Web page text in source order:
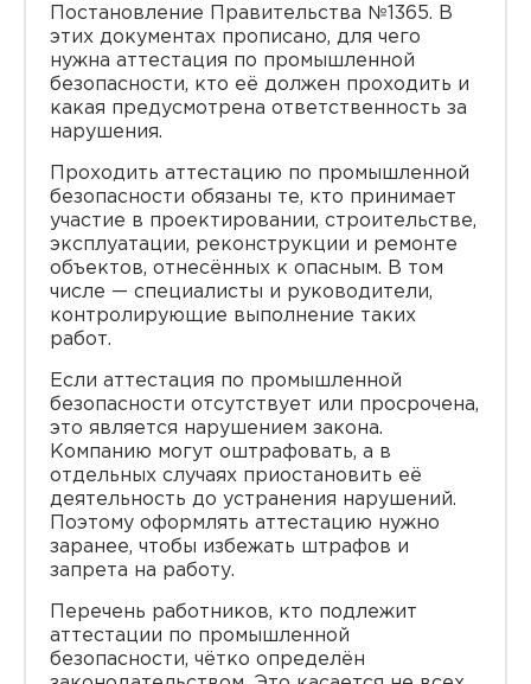
Постановление Правительства №1365. В
этих документах прописано, для чего
нужна аттестация по промышленной
безопасности, кто её должен проходить и
какая предусмотрена ответственность за
нарушения.
Проходить аттестацию по промышленной
безопасности обязаны те, кто принимает
участие в проектировании, строительстве,
эксплуатации, реконструкции и ремонте
объектов, отнесённых к опасным. В том
числе — специалисты и руководители,
контролирующие выполнение таких
работ.
Если аттестация по промышленной
безопасности отсутствует или просрочена,
это является нарушением закона.
Компанию могут оштрафовать, а в
отдельных случаях приостановить её
деятельность до устранения нарушений.
Поэтому оформлять аттестацию нужно
заранее, чтобы избежать штрафов и
запрета на работу.
Перечень работников, кто подлежит
аттестации по промышленной
безопасности, чётко определён